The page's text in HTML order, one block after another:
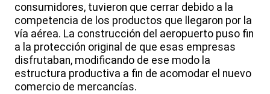
consumidores, tuvieron que cerrar debido a la
competencia de los productos que llegaron por la
vía aérea. La construcción del aeropuerto puso fin
a la protección original de que esas empresas
disfrutaban, modificando de ese modo la
estructura productiva a fin de acomodar el nuevo
comercio de mercancías.